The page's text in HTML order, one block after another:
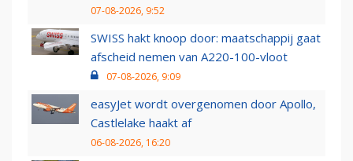
07-08-2026, 9:52
SWISS hakt knoop door: maatschappij gaat
afscheid nemen van A220-100-vloot
07-08-2026, 9:09
easyJet wordt overgenomen door Apollo,
Castlelake haakt af
06-08-2026, 16:20